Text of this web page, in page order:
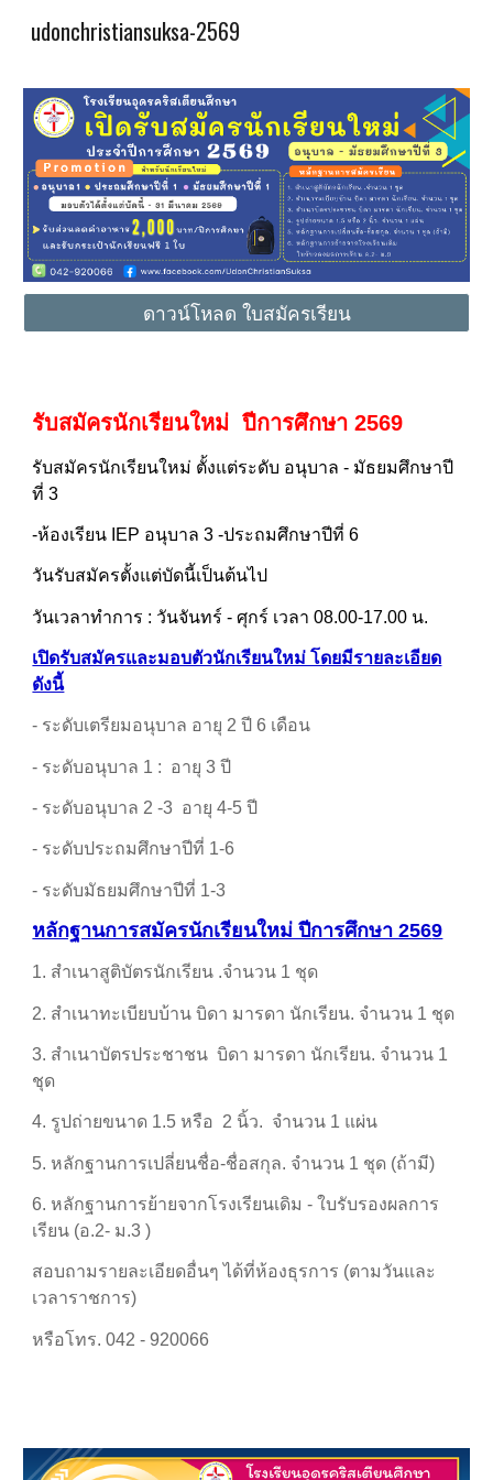
Skip to main content
udonchristiansuksa-2569
ดาวน์โหลด ใบสมัครเรียน
รับสมัครนักเรียนใหม่ ปีการศึกษา 2569
รับสมัครนักเรียนใหม่ ตั้งแต่ระดับ อนุบาล - มัธยมศึกษาปี
ที่ 3
-ห้องเรียน IEP อนุบาล 3 -ประถมศึกษาปีที่ 6
วันรับสมัครตั้งแต่บัดนี้เป็นต้นไป
วันเวลาทำการ : วันจันทร์ - ศุกร์ เวลา 08.00-17.00 น.
เปิดรับสมัครและมอบตัวนักเรียนใหม่ โดยมีรายละเอียด
ดังนี้
- ระดับเตรียมอนุบาล อายุ 2 ปี 6 เดือน
- ระดับอนุบาล 1 : อายุ 3 ปี
- ระดับอนุบาล 2 -3 อายุ 4-5 ปี
- ระดับประถมศึกษาปีที่ 1-6
- ระดับมัธยมศึกษาปีที่ 1-3
หลักฐานการสมัครนักเรียนใหม่ ปีการศึกษา 2569
1. สำเนาสูติบัตรนักเรียน .จำนวน 1 ชุด
2. สำเนาทะเบียบบ้าน บิดา มารดา นักเรียน. จำนวน 1 ชุด
3. สำเนาบัตรประชาชน บิดา มารดา นักเรียน. จำนวน 1
ชุด
4. รูปถ่ายขนาด 1.5 หรือ 2 นิ้ว. จำนวน 1 แผ่น
5. หลักฐานการเปลี่ยนชื่อ-ชื่อสกุล. จำนวน 1 ชุด (ถ้ามี)
6. หลักฐานการย้ายจากโรงเรียนเดิม - ใบรับรองผลการ
เรียน (อ.2- ม.3 )
สอบถามรายละเอียดอื่นๆ ได้ที่ห้องธุรการ (ตามวันและ
เวลาราชการ)
หรือโทร. 042 - 920066